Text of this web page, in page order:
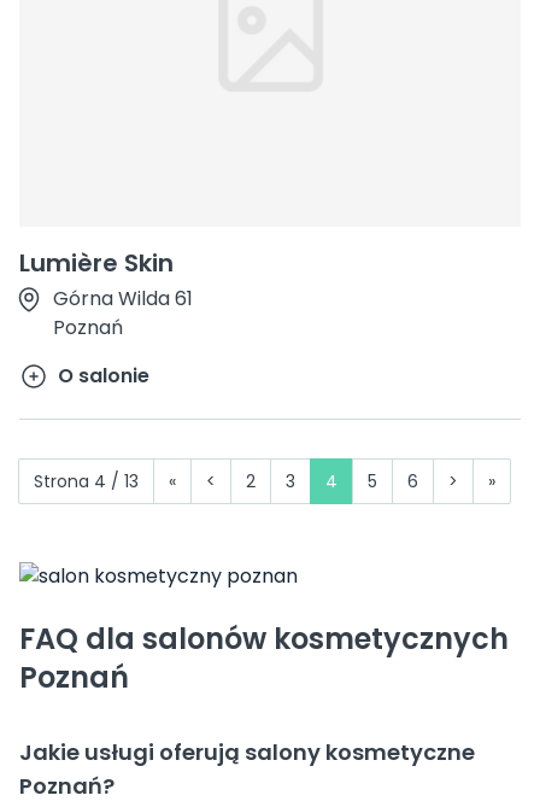
Lumière Skin
Górna Wilda 61
Poznań
O salonie
Strona 4 / 13 « < 2 3 4 5 6 > »
FAQ dla salonów kosmetycznych
Poznań
Jakie usługi oferują salony kosmetyczne
Poznań?